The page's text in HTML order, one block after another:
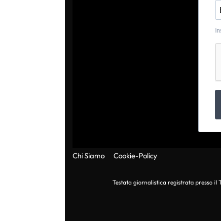
Chi Siamo Cookie-Policy
Testata giornalistica registrata presso il